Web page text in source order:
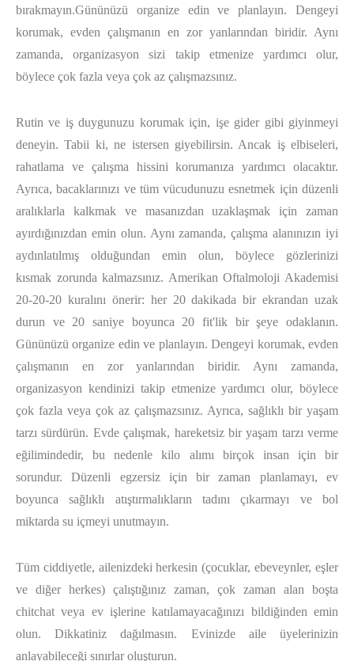
bırakmayın.Gününüzü organize edin ve planlayın. Dengeyi
korumak, evden çalışmanın en zor yanlarından biridir. Aynı
zamanda, organizasyon sizi takip etmenize yardımcı olur,
böylece çok fazla veya çok az çalışmazsınız.
Rutin ve iş duygunuzu korumak için, işe gider gibi giyinmeyi
deneyin. Tabii ki, ne istersen giyebilirsin. Ancak iş elbiseleri,
rahatlama ve çalışma hissini korumanıza yardımcı olacaktır.
Ayrıca, bacaklarınızı ve tüm vücudunuzu esnetmek için düzenli
aralıklarla kalkmak ve masanızdan uzaklaşmak için zaman
ayırdığınızdan emin olun. Aynı zamanda, çalışma alanınızın iyi
aydınlatılmış olduğundan emin olun, böylece gözlerinizi
kısmak zorunda kalmazsınız. Amerikan Oftalmoloji Akademisi
20-20-20 kuralını önerir: her 20 dakikada bir ekrandan uzak
durun ve 20 saniye boyunca 20 fit'lik bir şeye odaklanın.
Gününüzü organize edin ve planlayın. Dengeyi korumak, evden
çalışmanın en zor yanlarından biridir. Aynı zamanda,
organizasyon kendinizi takip etmenize yardımcı olur, böylece
çok fazla veya çok az çalışmazsınız. Ayrıca, sağlıklı bir yaşam
tarzı sürdürün. Evde çalışmak, hareketsiz bir yaşam tarzı verme
eğilimindedir, bu nedenle kilo alımı birçok insan için bir
sorundur. Düzenli egzersiz için bir zaman planlamayı, ev
boyunca sağlıklı atıştırmalıkların tadını çıkarmayı ve bol
miktarda su içmeyi unutmayın.
Tüm ciddiyetle, ailenizdeki herkesin (çocuklar, ebeveynler, eşler
ve diğer herkes) çalıştığınız zaman, çok zaman alan boşta
chitchat veya ev işlerine katılamayacağınızı bildiğinden emin
olun. Dikkatiniz dağılmasın. Evinizde aile üyelerinizin
anlayabileceği sınırlar oluşturun.